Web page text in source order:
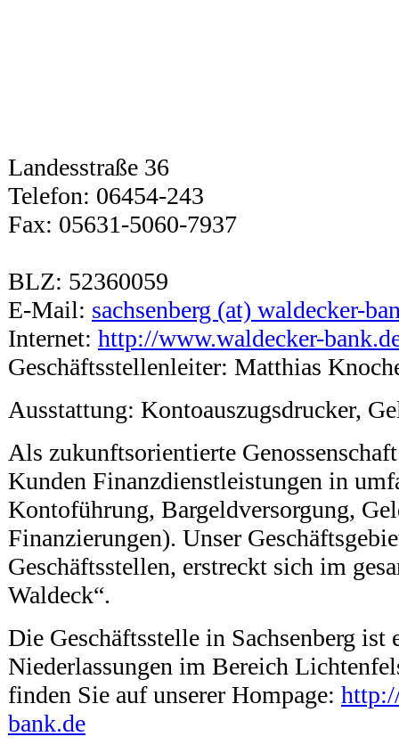
Landesstraße 36
Telefon: 06454-243
Fax: 05631-5060-7937
BLZ: 52360059
E-Mail: sachsenberg (at) waldecker-
Internet: http://www.waldecker-
Geschäftsstellenleiter: Matthias
Ausstattung: Kontoauszugsdrucker,
Als zukunftsorientierte
Kunden Finanzdienstleistungen in
Kontoführung, Bargeldversorgung,
Finanzierungen). Unser
Geschäftsstellen, erstreckt sich im
Waldeck“.
Die Geschäftsstelle in Sachsenberg ist
Niederlassungen im Bereich
finden Sie auf unserer Hompage:
bank.de